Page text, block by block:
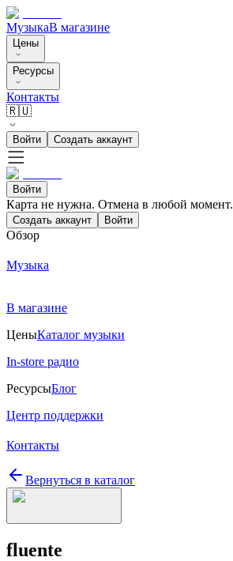
МузыкаВ магазине
Цены
Ресурсы
Контакты
🇷🇺
Войти Создать аккаунт
Войти
Карта не нужна. Отмена в любой момент.
Создать аккаунт Войти
Обзор
Музыка
В магазине
ЦеныКаталог музыки
In-store радио
РесурсыБлог
Центр поддержки
Контакты
Вернуться в каталог
fluente